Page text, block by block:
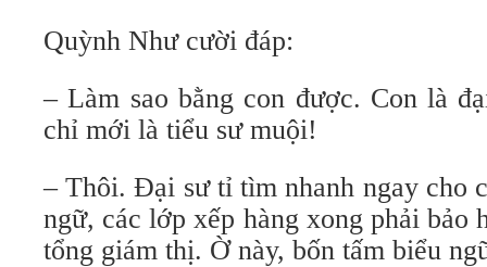
Quỳnh Như cười đáp:
– Làm sao bằng con được. Con là
chỉ mới là tiểu sư muội!
– Thôi. Đại sư tỉ tìm nhanh ngay cho
ngữ, các lớp xếp hàng xong phải bảo
tổng giám thị. Ờ này, bốn tấm biểu